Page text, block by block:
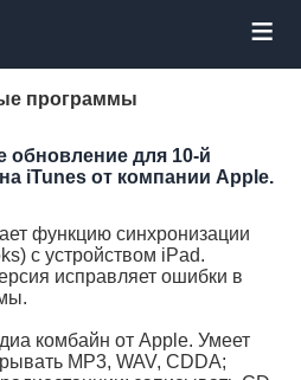
≡
программы
для 10-й
iTunes от компании Apple.
функцию синхронизации
с устройством iPad.
исправляет ошибки в
комбайн от Apple. Умеет
MP3, WAV, CDDA;